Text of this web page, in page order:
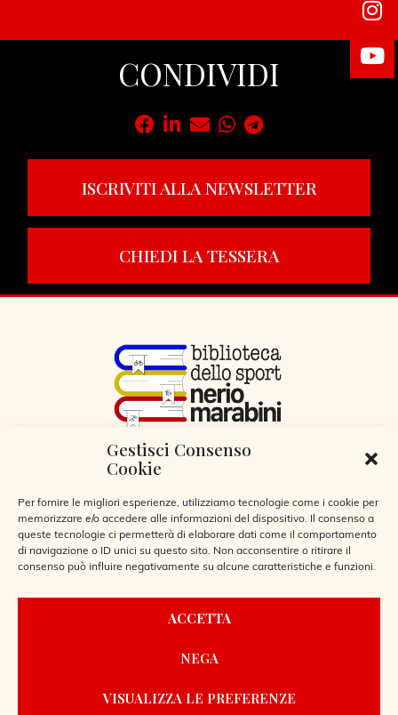
Gestisci Consenso
Cookie
Per fornire le migliori esperienze, utilizziamo tecnologie come i cookie per
memorizzare e/o accedere alle informazioni del dispositivo. Il consenso a
queste tecnologie ci permetterà di elaborare dati come il comportamento
di navigazione o ID unici su questo sito. Non acconsentire o ritirare il
consenso può influire negativamente su alcune caratteristiche e funzioni.
ACCETTA
NEGA
VISUALIZZA LE PREFERENZE
CONDIVIDI
ISCRIVITI ALLA NEWSLETTER
CHIEDI LA TESSERA
VIA LIBERTÀ 29, SERIATE (BG)
© 2026
CONTATTI
POWERED BY LAIO WEBDESIGN